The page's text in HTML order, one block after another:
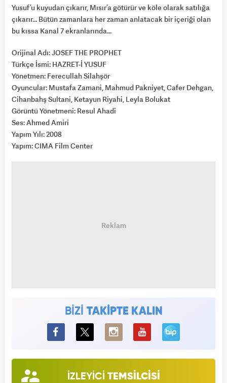
Yusuf’u kuyudan çıkarır, Mısır’a götürür ve köle olarak satılığa
çıkarır… Bütün zamanlara her zaman anlatacak bir içeriği olan
bu kıssa Kanal 7 ekranlarında…
Orijinal Adı: JOSEF THE PROPHET
Türkçe İsmi: HAZRET-İ YUSUF
Yönetmen: Ferecullah Silahşör
Oyuncular: Mustafa Zamani, Mahmud Pakniyet, Cafer Dehgan,
Cihanbahş Sultani, Ketayun Riyahi, Leyla Bolukat
Görüntü Yönetmeni: Resul Ahadi
Ses: Ahmed Amiri
Yapım Yılı: 2008
Yapım: CIMA Film Center
BİZİ TAKİPTE KALIN
BiP
İZLEYİCİ TEMSİLCİSİ